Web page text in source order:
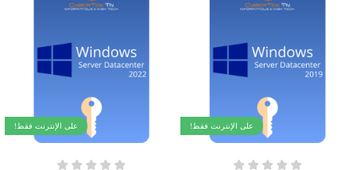
على الإنترنت فقط! على الإنترنت فقط!